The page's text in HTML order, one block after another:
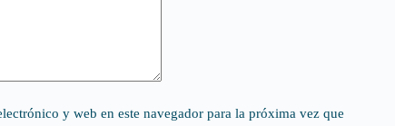
y web en este navegador para la próxima vez que